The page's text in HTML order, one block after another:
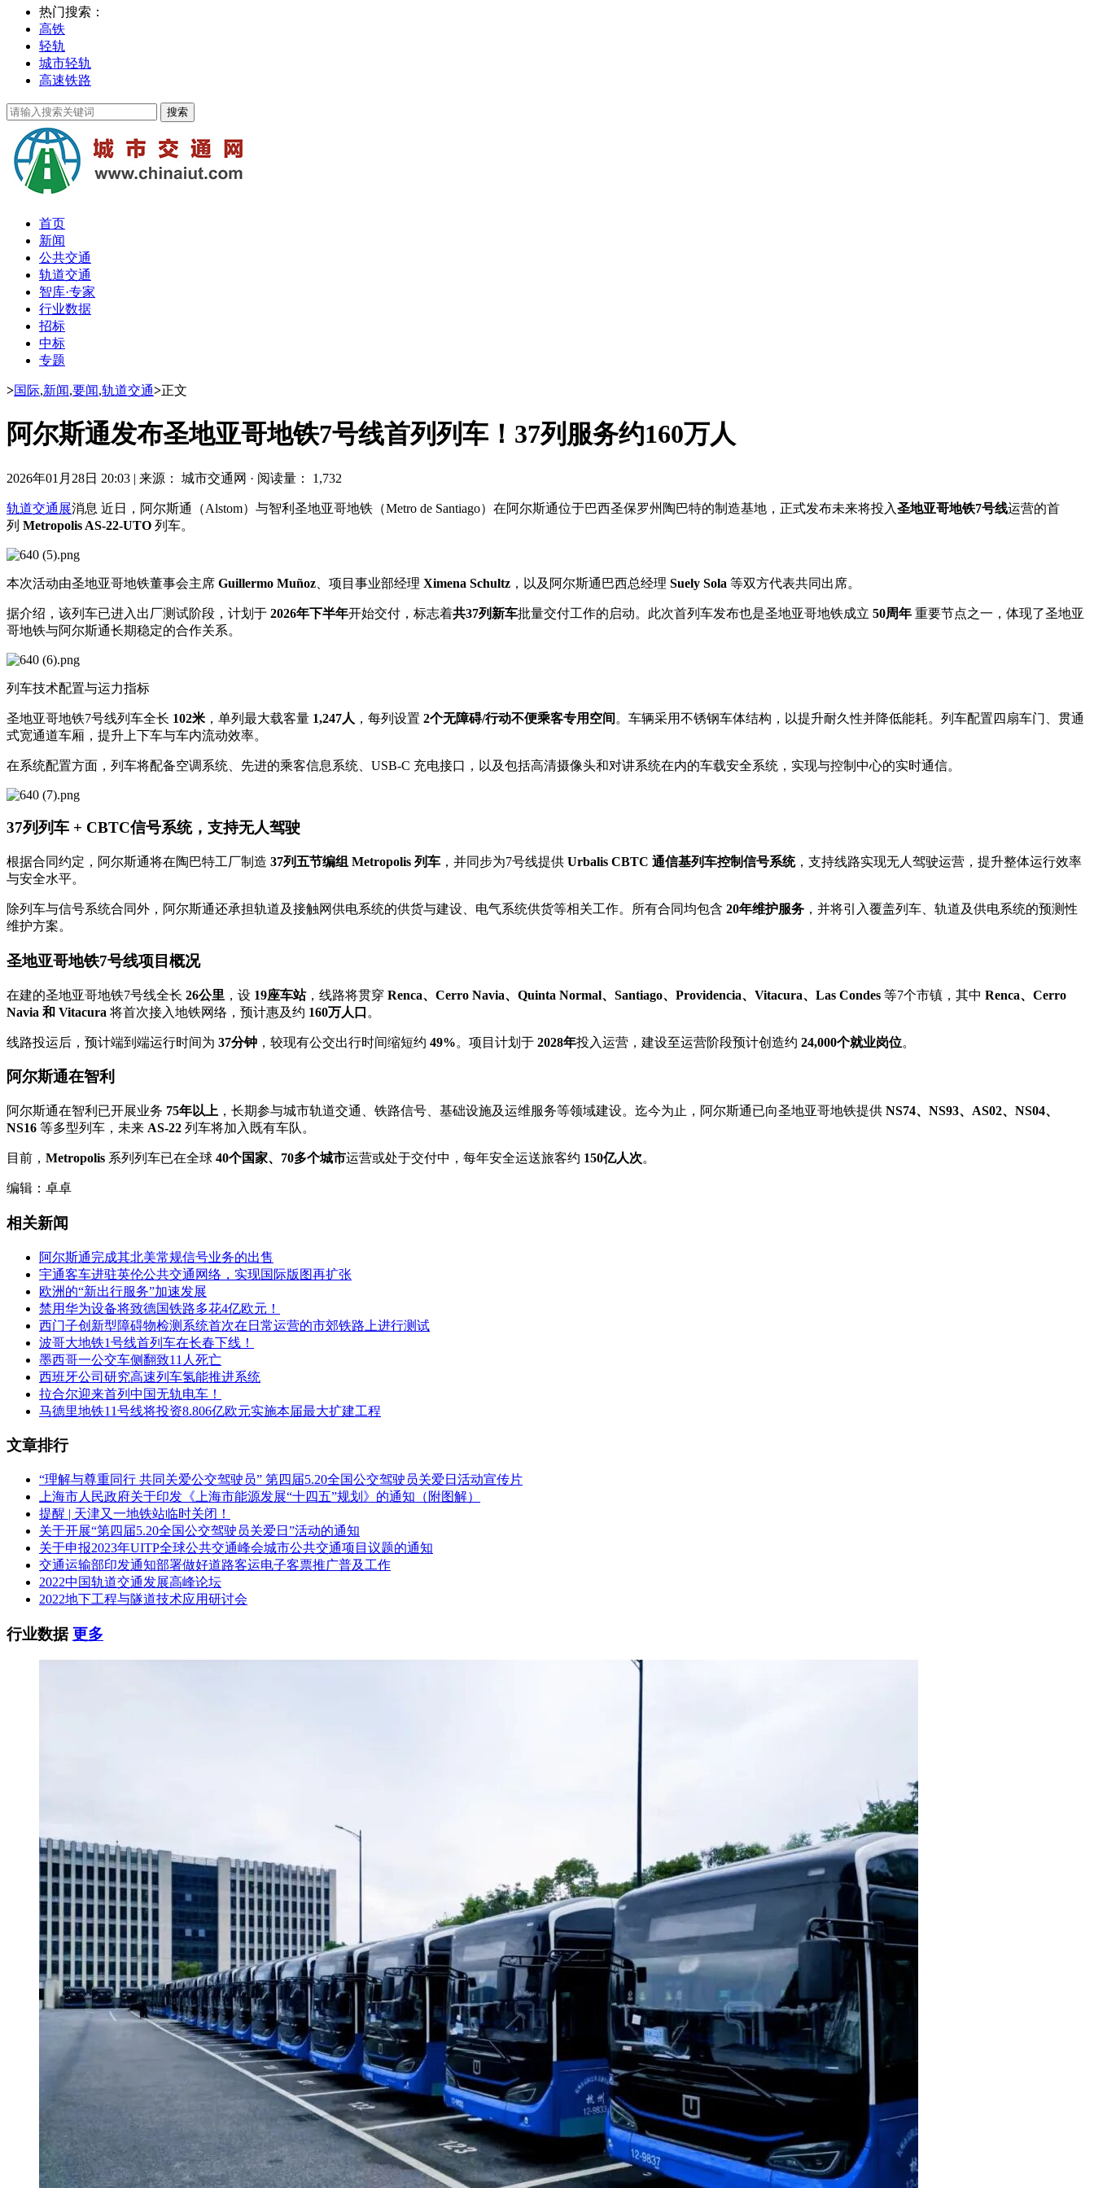
热门搜索：
高铁
轻轨
城市轻轨
高速铁路
首页
新闻
公共交通
轨道交通
智库·专家
行业数据
招标
中标
专题
>国际,新闻,要闻,轨道交通>正文
阿尔斯通发布圣地亚哥地铁7号线首列列车！37列服务约160万人
2026年01月28日 20:03 | 来源： 城市交通网 · 阅读量： 1,732
轨道交通展消息 近日，阿尔斯通（Alstom）与智利圣地亚哥地铁（Metro de Santiago）在阿尔斯通位于巴西圣保罗州陶巴特的制造基地，正式发布未来将投入圣地亚哥地铁7号线运营的首
列 Metropolis AS-22-UTO 列车。
本次活动由圣地亚哥地铁董事会主席 Guillermo Muñoz 、项目事业部经理 Ximena Schultz ，以及阿尔斯通巴西总经理 Suely Sola 等双方代表共同出席。
据介绍，该列车已进入出厂测试阶段，计划于 2026年下半年开始交付，标志着共37列新车批量交付工作的启动。此次首列车发布也是圣地亚哥地铁成立 50周年 重要节点之一，体现了圣地亚
哥地铁与阿尔斯通长期稳定的合作关系。
列车技术配置与运力指标
圣地亚哥地铁7号线列车全长 102米 ，单列最大载客量 1,247人 ，每列设置 2个无障碍/行动不便乘客专用空间 。车辆采用不锈钢车体结构，以提升耐久性并降低能耗。列车配置四扇车门、贯通
式宽通道车厢，提升上下车与车内流动效率。
在系统配置方面，列车将配备空调系统、先进的乘客信息系统、USB-C 充电接口，以及包括高清摄像头和对讲系统在内的车载安全系统，实现与控制中心的实时通信。
37列列车 + CBTC信号系统，支持无人驾驶
根据合同约定，阿尔斯通将在陶巴特工厂制造 37列五节编组 Metropolis 列车 ，并同步为7号线提供 Urbalis CBTC 通信基列车控制信号系统，支持线路实现无人驾驶运营，提升整体运行效率
与安全水平。
除列车与信号系统合同外，阿尔斯通还承担轨道及接触网供电系统的供货与建设、电气系统供货等相关工作。所有合同均包含 20年维护服务 ，并将引入覆盖列车、轨道及供电系统的预测性
维护方案。
圣地亚哥地铁7号线项目概况
在建的圣地亚哥地铁7号线全长 26公里 ，设 19座车站，线路将贯穿 Renca、Cerro Navia、Quinta Normal、Santiago、Providencia、Vitacura、 Las Condes 等7个市镇，其中 Renca、Cerro
Navia 和 Vitacura 将首次接入地铁网络，预计惠及约 160万人口 。
线路投运后，预计端到端运行时间为 37分钟 ，较现有公交出行时间缩短约 49%。项目计划于 2028年投入运营，建设至运营阶段预计创造约 24,000个就业岗位。
阿尔斯通在智利
阿尔斯通在智利已开展业务 75年以上 ，长期参与城市轨道交通、铁路信号、基础设施及运维服务等领域建设。迄今为止，阿尔斯通已向圣地亚哥地铁提供 NS74、NS93、AS02、NS04、
NS16 等多型列车，未来 AS-22 列车将加入既有车队。
目前， Metropolis 系列列车已在全球 40个国家、70多个城市运营或处于交付中，每年安全运送旅客约 150亿人次。
编辑：卓卓
相关新闻
阿尔斯通完成其北美常规信号业务的出售
宇通客车进驻英伦公共交通网络，实现国际版图再扩张
欧洲的“新出行服务”加速发展
禁用华为设备将致德国铁路多花4亿欧元！
西门子创新型障碍物检测系统首次在日常运营的市郊铁路上进行测试
波哥大地铁1号线首列车在长春下线！
墨西哥一公交车侧翻致11人死亡
西班牙公司研究高速列车氢能推进系统
拉合尔迎来首列中国无轨电车！
马德里地铁11号线将投资8.806亿欧元实施本届最大扩建工程
文章排行
“理解与尊重同行 共同关爱公交驾驶员” 第四届5.20全国公交驾驶员关爱日活动宣传片
上海市人民政府关于印发《上海市能源发展“十四五”规划》的通知（附图解）
提醒 | 天津又一地铁站临时关闭！
关于开展“第四届5.20全国公交驾驶员关爱日”活动的通知
关于申报2023年UITP全球公共交通峰会城市公共交通项目议题的通知
交通运输部印发通知部署做好道路客运电子客票推广普及工作
2022中国轨道交通发展高峰论坛
2022地下工程与隧道技术应用研讨会
行业数据更多